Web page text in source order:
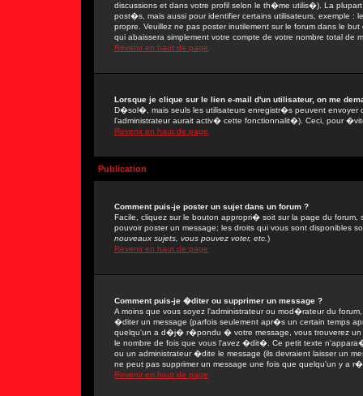
discussions et dans votre profil selon le th�me utilis�). La
post�s, mais aussi pour identifier certains utilisateurs, exemple
propre. Veuillez ne pas poster inutilement sur le forum dans le
qui abaissera simplement votre compte de votre nombre total de
Revenir en haut de page
Lorsque je clique sur le lien e-mail d'un utilisateur, on me
D�sol�, mais seuls les utilisateurs enregistr�s peuvent
l'administrateur aurait activ� cette fonctionnalit�). Ceci, pour
Revenir en haut de page
Publication
Comment puis-je poster un sujet dans un forum ?
Facile, cliquez sur le bouton appropri� soit sur la page du
pouvoir poster un message; les droits qui vous sont disponibles
nouveaux sujets, vous pouvez voter, etc. )
Revenir en haut de page
Comment puis-je �diter ou supprimer un message ?
A moins que vous soyez l'administrateur ou mod�rateur du
�diter un message (parfois seulement apr�s un certain temps
quelqu'un a d�j� r�pondu � votre message, vous trouverez un
le nombre de fois que vous l'avez �dit�. Ce petit texte
ou un administrateur �dite le message (ils devraient laisser un
ne peut pas supprimer un message une fois que quelqu'un y a
Revenir en haut de page